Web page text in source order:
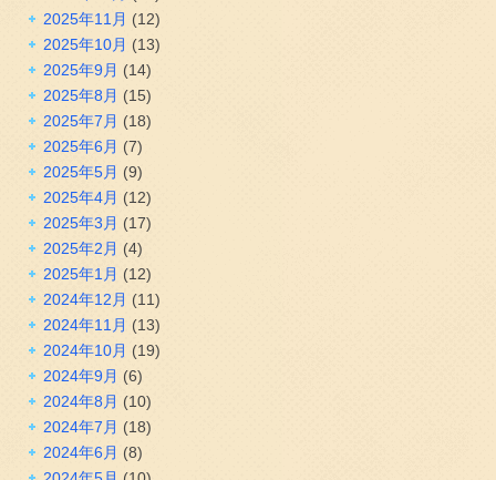
2025年11月 (12)
2025年10月 (13)
2025年9月 (14)
2025年8月 (15)
2025年7月 (18)
2025年6月 (7)
2025年5月 (9)
2025年4月 (12)
2025年3月 (17)
2025年2月 (4)
2025年1月 (12)
2024年12月 (11)
2024年11月 (13)
2024年10月 (19)
2024年9月 (6)
2024年8月 (10)
2024年7月 (18)
2024年6月 (8)